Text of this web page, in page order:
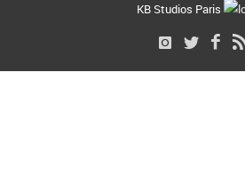
KB Studios Paris